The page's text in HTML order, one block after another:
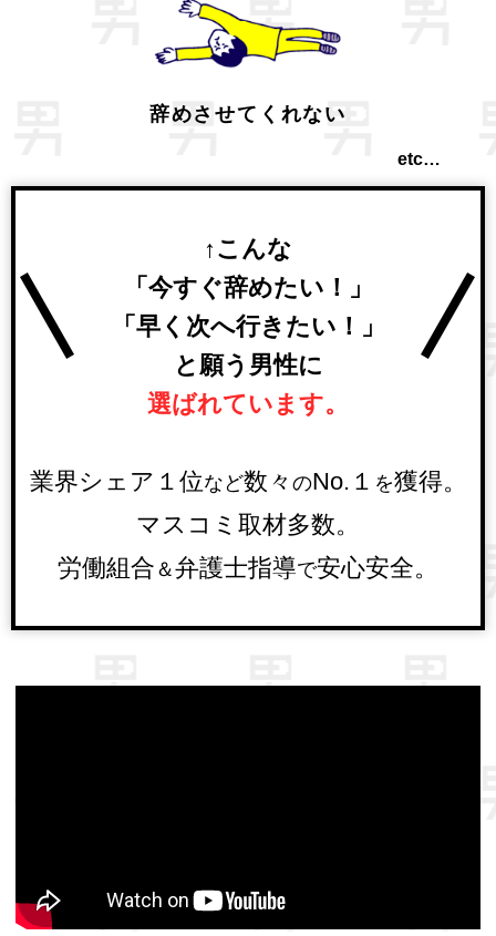
辞めさせてくれない
etc…
↑こんな
「今すぐ辞めたい！」
「早く次へ行きたい！」
と願う男性に
選ばれています。
業界シェア１位など数々のNo.１ を獲得。
マスコミ取材多数。
労働組合＆弁護士指導で安心安全。